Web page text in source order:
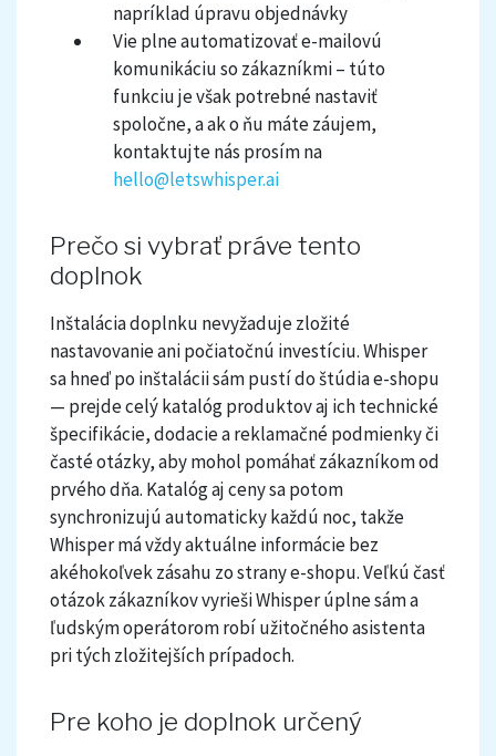
napríklad úpravu objednávky
Vie plne automatizovať e-mailovú
komunikáciu so zákazníkmi – túto
funkciu je však potrebné nastaviť
spoločne, a ak o ňu máte záujem,
kontaktujte nás prosím na
hello@letswhisper.ai
Prečo si vybrať práve tento
doplnok
Inštalácia doplnku nevyžaduje zložité
nastavovanie ani počiatočnú investíciu. Whisper
sa hneď po inštalácii sám pustí do štúdia e-shopu
— prejde celý katalóg produktov aj ich technické
špecifikácie, dodacie a reklamačné podmienky či
časté otázky, aby mohol pomáhať zákazníkom od
prvého dňa. Katalóg aj ceny sa potom
synchronizujú automaticky každú noc, takže
Whisper má vždy aktuálne informácie bez
akéhokoľvek zásahu zo strany e-shopu. Veľkú časť
otázok zákazníkov vyrieši Whisper úplne sám a
ľudským operátorom robí užitočného asistenta
pri tých zložitejších prípadoch.
Pre koho je doplnok určený